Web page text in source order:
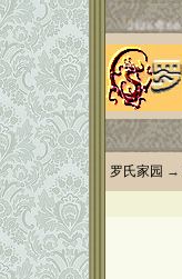
罗氏家园 →